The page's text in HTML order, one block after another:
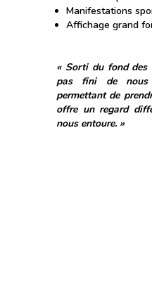
Manifestations
Affichage grand
« Sorti du fond des
pas fini de nous
permettant de
offre un regard
nous entoure. »